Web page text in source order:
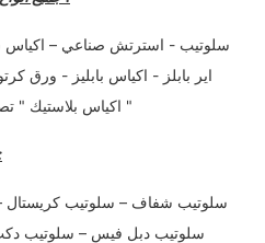
سلوتيب - استرتش صناعي –
اير بابلز - اكياس بابليز -
اكياس بلاستيك " تصنيع جميع مقسات الكرتون المضلع "
جميع انواع
سلوتيب شفاف – سلوتيب كريستال
سلوتيب دبل فيس – سلوتيب